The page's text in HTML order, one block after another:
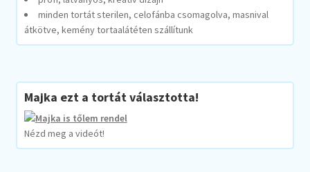
minden tortát sterilen, celofánba csomagolva, masnival
átkötve, kemény tortaalátéten szállítunk
Majka ezt a tortát választotta!
Nézd meg a videót!